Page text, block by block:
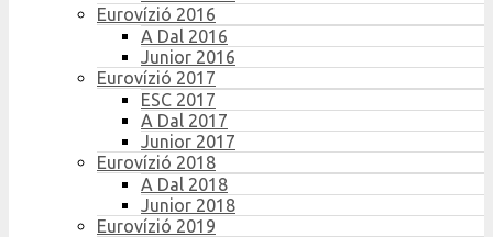
Eurovízió 2016
A Dal 2016
Junior 2016
Eurovízió 2017
ESC 2017
A Dal 2017
Junior 2017
Eurovízió 2018
A Dal 2018
Junior 2018
Eurovízió 2019